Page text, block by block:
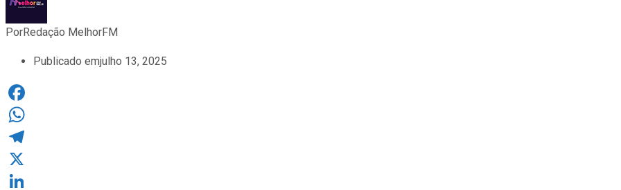
PorRedação MelhorFM
Publicado emjulho 13, 2025
Facebook
WhatsApp
Telegram
X